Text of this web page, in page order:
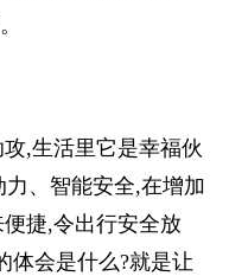
,生活里它是幸福伙
、智能安全,在增加
捷,令出行安全放
体会是什么?就是让